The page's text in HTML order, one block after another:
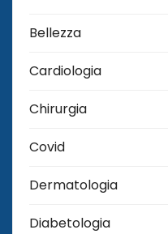
Bellezza
Cardiologia
Chirurgia
Covid
Dermatologia
Diabetologia